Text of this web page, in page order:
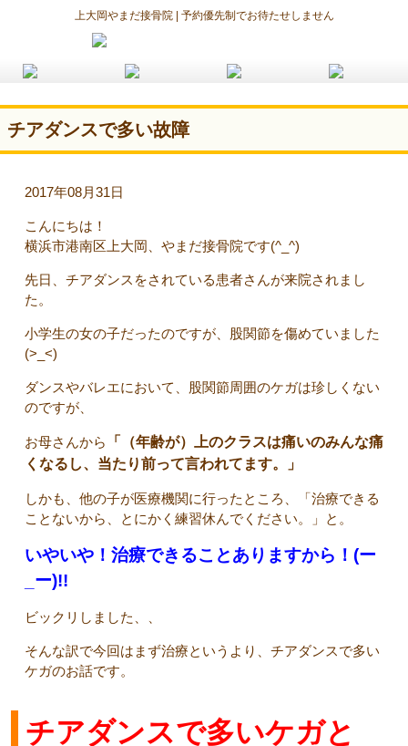
上大岡やまだ接骨院 | 予約優先制でお待たせしません
チアダンスで多い故障
2017年08月31日
こんにちは！
横浜市港南区上大岡、やまだ接骨院です(^_^)
先日、チアダンスをされている患者さんが来院されまし
た。
小学生の女の子だったのですが、股関節を傷めていました
(>_<)
ダンスやバレエにおいて、股関節周囲のケガは珍しくない
のですが、
お母さんから
「（年齢が）上のクラスは痛いのみんな痛
くなるし、当たり前って言われてます。」
しかも、他の子が医療機関に行ったところ、「治療できる
ことないから、とにかく練習休んでください。」と。
いやいや！治療できることありますから！(ー
_ー)!!
ビックリしました、、
そんな訳で今回はまず治療というより、チアダンスで多い
ケガのお話です。
チアダンスで多いケガと